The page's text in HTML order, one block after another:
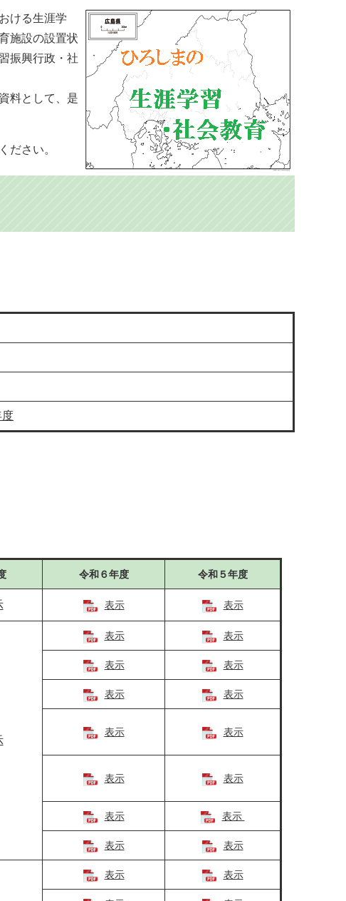
ける生涯学
施設の設置状
振興行政・社
料として、是
ださい。
令和６年度 令和５年度
表示 表示
表示 表示
表示 表示
表示 表示
表示 表示
表示 表示
表示 表示
表示 表示
表示 表示